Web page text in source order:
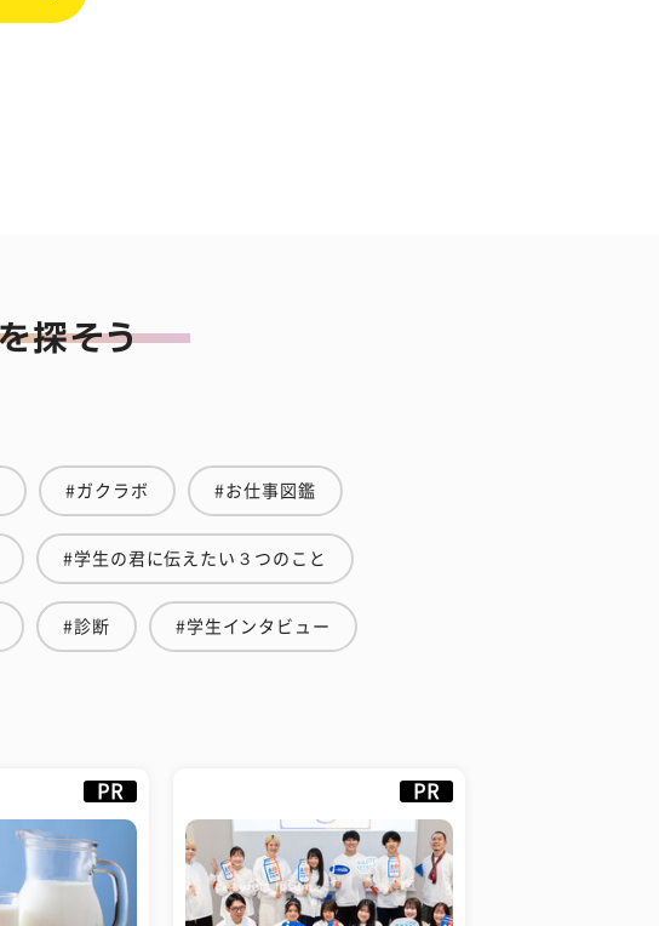
#ガクラボ #お仕事図鑑
#学生の君に伝えたい３つのこと
#診断 #学生インタビュー
PR PR